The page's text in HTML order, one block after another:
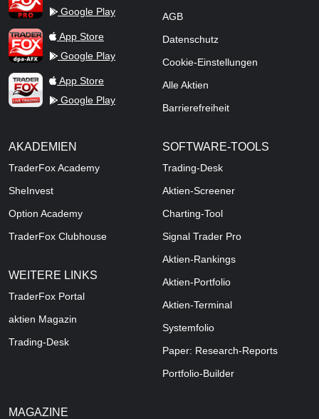
Google Play
TraderFox dpa-AFX ProFeed
App Store
Google Play
TraderFox Live Trading
App Store
Google Play
AGB
Datenschutz
Cookie-Einstellungen
Alle Aktien
Barrierefreiheit
AKADEMIEN
TraderFox Academy
SheInvest
Option Academy
TraderFox Clubhouse
WEITERE LINKS
TraderFox Portal
aktien Magazin
Trading-Desk
SOFTWARE-TOOLS
Trading-Desk
Aktien-Screener
Charting-Tool
Signal Trader Pro
Aktien-Rankings
Aktien-Portfolio
Aktien-Terminal
Systemfolio
Paper: Research-Reports
Portfolio-Builder
MAGAZINE